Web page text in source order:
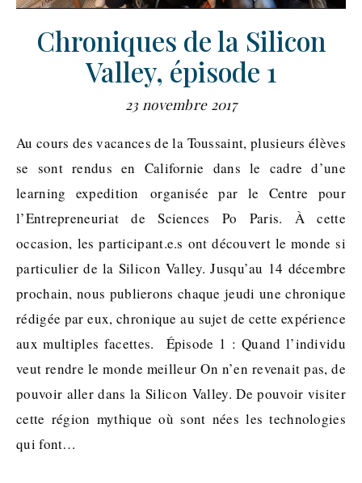
Chroniques de la Silicon
Valley, épisode 1
23 novembre 2017
Au cours des vacances de la Toussaint, plusieurs élèves
se sont rendus en Californie dans le cadre d’une
learning expedition organisée par le Centre pour
l’Entrepreneuriat de Sciences Po Paris. À cette
occasion, les participant.e.s ont découvert le monde si
particulier de la Silicon Valley. Jusqu’au 14 décembre
prochain, nous publierons chaque jeudi une chronique
rédigée par eux, chronique au sujet de cette expérience
aux multiples facettes. Épisode 1 : Quand l’individu
veut rendre le monde meilleur On n’en revenait pas, de
pouvoir aller dans la Silicon Valley. De pouvoir visiter
cette région mythique où sont nées les technologies
qui font…